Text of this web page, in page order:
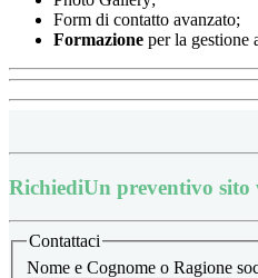
Form di contatto avanzato;
Formazione per la gestione
RichiediUn preventivo sito
Contattaci
Nome e Cognome o Ragione